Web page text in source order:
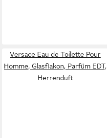
Versace Eau de Toilette Pour
Homme, Glasflakon, Parfüm EDT,
Herrenduft